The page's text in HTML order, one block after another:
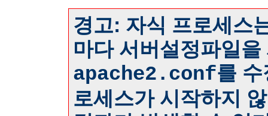
경고: 자식 프로세스
마다 서버설정파일
apache2.conf를
로세스가 시작하지